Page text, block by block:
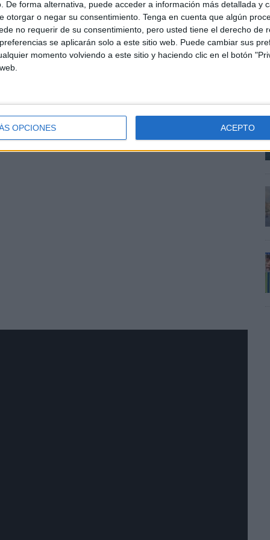
De forma alternativa, puede acceder a información más detallada y
otorgar o negar su consentimiento. Tenga en cuenta que algún
no requerir de su consentimiento, pero usted tiene el derecho de
se aplicarán solo a este sitio web. Puede cambiar sus
momento volviendo a este sitio y haciendo clic en el botón
OPCIONES ACEPTO